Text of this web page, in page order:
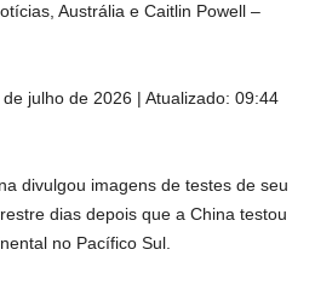
Austrália e Caitlin Powell –
julho de 2026 | Atualizado: 09:44
divulgou imagens de testes de seu
dias depois que a China testou
no Pacífico Sul.